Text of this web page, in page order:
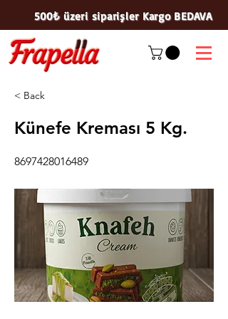
500₺ üzeri siparişler Kargo BEDAVA
< Back
Künefe Kreması 5 Kg.
8697428016489